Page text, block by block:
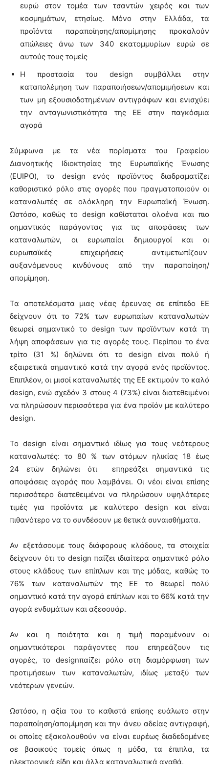
ευρώ στον τομέα των τσαντών χειρός και των
κοσμημάτων, ετησίως. Μόνο στην Ελλάδα, τα
προϊόντα παραποίησης/απομίμησης προκαλούν
απώλειες άνω των 340 εκατομμυρίων ευρώ σε
αυτούς τους τομείς
Η προστασία του design συμβάλλει στην
καταπολέμηση των παραποιήσεων/απομιμήσεων και
των μη εξουσιοδοτημένων αντιγράφων και ενισχύει
την ανταγωνιστικότητα της ΕΕ στην παγκόσμια
αγορά
Σύμφωνα με τα νέα πορίσματα του Γραφείου
Διανοητικής Ιδιοκτησίας της Ευρωπαϊκής Ένωσης
(EUIPO), το design ενός προϊόντος διαδραματίζει
καθοριστικό ρόλο στις αγορές που πραγματοποιούν οι
καταναλωτές σε ολόκληρη την Ευρωπαϊκή Ένωση.
Ωστόσο, καθώς το design καθίσταται ολοένα και πιο
σημαντικός παράγοντας για τις αποφάσεις των
καταναλωτών, οι ευρωπαίοι δημιουργοί και οι
ευρωπαϊκές επιχειρήσεις αντιμετωπίζουν
αυξανόμενους κινδύνους από την παραποίηση/
απομίμηση.
Τα αποτελέσματα μιας νέας έρευνας σε επίπεδο ΕΕ
δείχνουν ότι το 72% των ευρωπαίων καταναλωτών
θεωρεί σημαντικό το design των προϊόντων κατά τη
λήψη αποφάσεων για τις αγορές τους. Περίπου το ένα
τρίτο (31 %) δηλώνει ότι το design είναι πολύ ή
εξαιρετικά σημαντικό κατά την αγορά ενός προϊόντος.
Επιπλέον, οι μισοί καταναλωτές της ΕΕ εκτιμούν το καλό
design, ενώ σχεδόν 3 στους 4 (73%) είναι διατεθειμένοι
να πληρώσουν περισσότερα για ένα προϊόν με καλύτερο
design.
Το design είναι σημαντικό ιδίως για τους νεότερους
καταναλωτές: το 80 % των ατόμων ηλικίας 18 έως
24 ετών δηλώνει ότι επηρεάζει σημαντικά τις
αποφάσεις αγοράς που λαμβάνει. Οι νέοι είναι επίσης
περισσότερο διατεθειμένοι να πληρώσουν υψηλότερες
τιμές για προϊόντα με καλύτερο design και είναι
πιθανότερο να το συνδέσουν με θετικά συναισθήματα.
Αν εξετάσουμε τους διάφορους κλάδους, τα στοιχεία
δείχνουν ότι το design παίζει ιδιαίτερα σημαντικό ρόλο
στους κλάδους των επίπλων και της μόδας, καθώς το
76% των καταναλωτών της ΕΕ το θεωρεί πολύ
σημαντικό κατά την αγορά επίπλων και το 66% κατά την
αγορά ενδυμάτων και αξεσουάρ.
Αν και η ποιότητα και η τιμή παραμένουν οι
σημαντικότεροι παράγοντες που επηρεάζουν τις
αγορές, το designπαίζει ρόλο στη διαμόρφωση των
προτιμήσεων των καταναλωτών, ιδίως μεταξύ των
νεότερων γενεών.
Ωστόσο, η αξία του το καθιστά επίσης ευάλωτο στην
παραποίηση/απομίμηση και την άνευ αδείας αντιγραφή,
οι οποίες εξακολουθούν να είναι ευρέως διαδεδομένες
σε βασικούς τομείς όπως η μόδα, τα έπιπλα, τα
ηλεκτρονικά είδη και άλλα καταναλωτικά αγαθά.